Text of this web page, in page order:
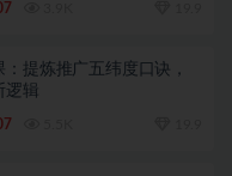
提炼推广五纬度口诀，
辑